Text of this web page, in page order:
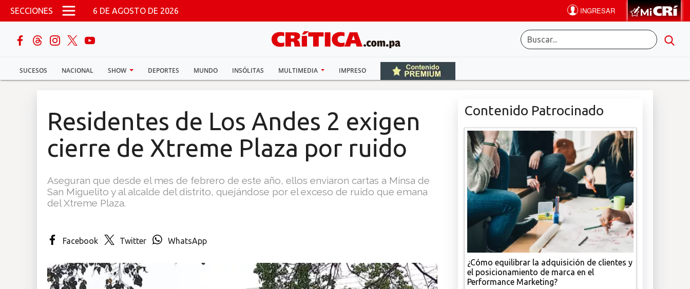
Pasar al contenido principal
SECCIONES 6 DE AGOSTO DE 2026
SUCESOS NACIONAL SHOW DEPORTES MUNDO INSÓLITAS MULTIMEDIA IMPRESO
buscar
Sucesos
Multimedia
Residentes de Los Andes 2 exigen
cierre de Xtreme Plaza por ruido
Aseguran que desde el mes de febrero de este año, ellos enviaron cartas a Minsa de
San Miguelito y al alcalde del distrito, quejándose por el exceso de ruido que emana
del Xtreme Plaza.
Facebook Twitter WhatsApp
Contenido Patrocinado
¿Cómo equilibrar la adquisición de clientes y
el posicionamiento de marca en el
Performance Marketing?